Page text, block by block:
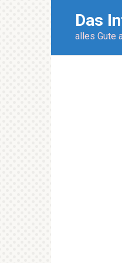
Das
alles Gute